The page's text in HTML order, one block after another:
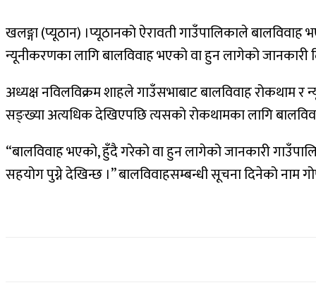
खलङ्गा (प्यूठान) ।प्यूठानको ऐरावती गाउँपालिकाले
न्यूनीकरणका लागि बालविवाह भएको वा हुन लागेको जानकारी
अध्यक्ष नविलविक्रम शाहले गाउँसभाबाट बालविवाह रोकथाम र
सङ्ख्या अत्यधिक देखिएपछि त्यसको रोकथामका लागि
“बालविवाह भएको, हुँदै गरेको वा हुन लागेको जानकारी
सहयोग पुग्ने देखिन्छ ।” बालविवाहसम्बन्धी सूचना दिनेको नाम